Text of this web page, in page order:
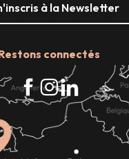
à la Newsletter
connectés